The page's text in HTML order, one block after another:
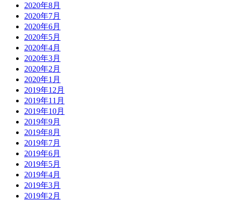
2020年8月
2020年7月
2020年6月
2020年5月
2020年4月
2020年3月
2020年2月
2020年1月
2019年12月
2019年11月
2019年10月
2019年9月
2019年8月
2019年7月
2019年6月
2019年5月
2019年4月
2019年3月
2019年2月